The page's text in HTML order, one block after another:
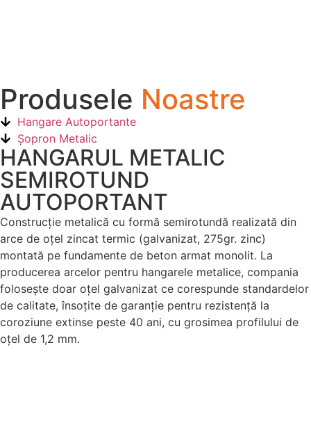
Produsele Noastre
Hangare Autoportante
Șopron Metalic
HANGARUL METALIC
SEMIROTUND
AUTOPORTANT
Construcție metalică cu formă semirotundă realizată din
arce de oțel zincat termic (galvanizat, 275gr. zinc)
montată pe fundamente de beton armat monolit. La
producerea arcelor pentru hangarele metalice, compania
folosește doar oțel galvanizat ce corespunde standardelor
de calitate, însoțite de garanție pentru rezistență la
coroziune extinse peste 40 ani, cu grosimea profilului de
oțel de 1,2 mm.